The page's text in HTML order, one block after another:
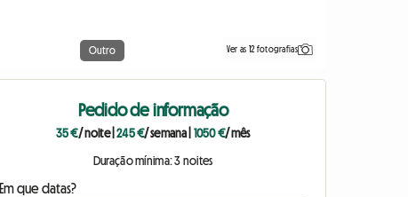
Outro Ver as 12 fotografias
Pedido de informação
35 €/ noite|245 €/ semana 1050 €/ mês
Duração mínima: 3 noites
Em que datas?